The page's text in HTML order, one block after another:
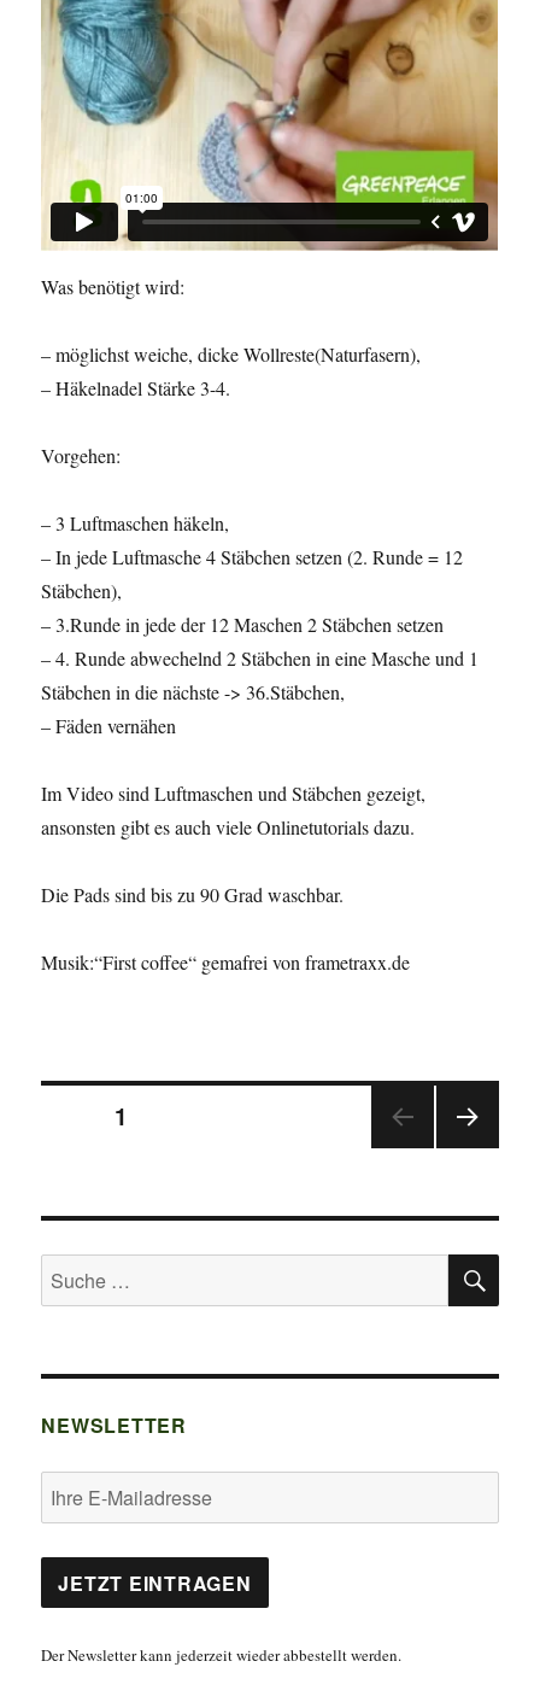
Was benötigt wird:
– möglichst weiche, dicke Wollreste(Naturfasern),
– Häkelnadel Stärke 3-4.
Vorgehen:
– 3 Luftmaschen häkeln,
– In jede Luftmasche 4 Stäbchen setzen (2. Runde = 12
Stäbchen),
– 3.Runde in jede der 12 Maschen 2 Stäbchen setzen
– 4. Runde abwechelnd 2 Stäbchen in eine Masche und 1
Stäbchen in die nächste -> 36.Stäbchen,
– Fäden vernähen
Im Video sind Luftmaschen und Stäbchen gezeigt,
ansonsten gibt es auch viele Onlinetutorials dazu.
Die Pads sind bis zu 90 Grad waschbar.
Musik:“First coffee“ gemafrei von frametraxx.de
Beitragsnavigation
1
E
Suche
nach:
NEWSLETTER
Der Newsletter kann jederzeit wieder abbestellt werden.